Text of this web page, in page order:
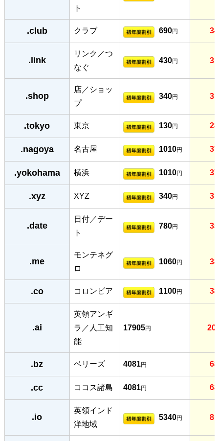
ト
.club クラブ 690円
.link
リンク／つ
なぐ
430円
.shop
店／ショッ
プ
340円
.tokyo 東京 130円
.nagoya 名古屋 1010円
.yokohama 横浜 1010円
.xyz XYZ 340円
.date
日付／デー
ト
780円
.me
モンテネグ
ロ
1060円
.co コロンビア 1100円
.ai
英領アンギ
ラ／人工知
能
17905円
.bz ベリーズ 4081円
.cc ココス諸島 4081円
.io
英領インド
洋地域
5340円